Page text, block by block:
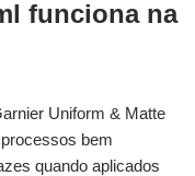
funciona na
Uniform & Matte
bem
quando aplicados